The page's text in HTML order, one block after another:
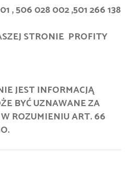
, 506 028 002 ,501 266 138
STRONIE PROFITY
JEST INFORMACJĄ
BYĆ UZNAWANE ZA
ROZUMIENIU ART. 66